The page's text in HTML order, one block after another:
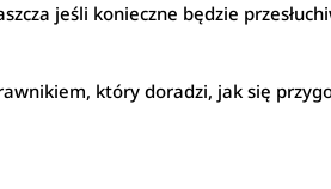
jeśli konieczne będzie
który doradzi, jak się